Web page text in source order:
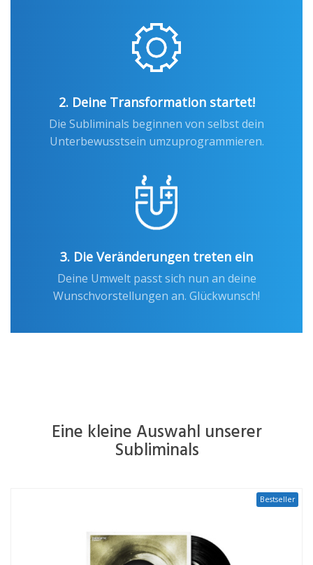
2. Deine Transformation startet!
Die Subliminals beginnen von selbst dein
Unterbewusstsein umzuprogrammieren.
3. Die Veränderungen treten ein
Deine Umwelt passt sich nun an deine
Wunschvorstellungen an. Glückwunsch!
Eine kleine Auswahl unserer
Subliminals
Bestseller